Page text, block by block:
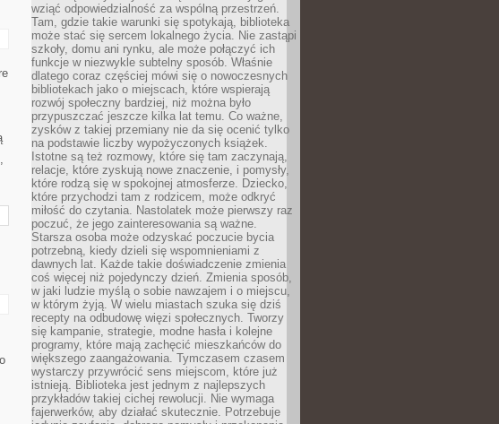
wziąć odpowiedzialność za wspólną przestrzeń.
Tam, gdzie takie warunki się spotykają, biblioteka
może stać się sercem lokalnego życia. Nie zastąpi
szkoły, domu ani rynku, ale może połączyć ich
funkcje w niezwykle subtelny sposób. Właśnie
dlatego coraz częściej mówi się o nowoczesnych
bibliotekach jako o miejscach, które wspierają
rozwój społeczny bardziej, niż można było
przypuszczać jeszcze kilka lat temu. Co ważne,
zysków z takiej przemiany nie da się ocenić tylko
na podstawie liczby wypożyczonych książek.
Istotne są też rozmowy, które się tam zaczynają,
relacje, które zyskują nowe znaczenie, i pomysły,
które rodzą się w spokojnej atmosferze. Dziecko,
które przychodzi tam z rodzicem, może odkryć
miłość do czytania. Nastolatek może pierwszy raz
poczuć, że jego zainteresowania są ważne.
Starsza osoba może odzyskać poczucie bycia
potrzebną, kiedy dzieli się wspomnieniami z
dawnych lat. Każde takie doświadczenie zmienia
coś więcej niż pojedynczy dzień. Zmienia sposób,
w jaki ludzie myślą o sobie nawzajem i o miejscu,
w którym żyją. W wielu miastach szuka się dziś
recepty na odbudowę więzi społecznych. Tworzy
się kampanie, strategie, modne hasła i kolejne
programy, które mają zachęcić mieszkańców do
większego zaangażowania. Tymczasem czasem
wystarczy przywrócić sens miejscom, które już
istnieją. Biblioteka jest jednym z najlepszych
przykładów takiej cichej rewolucji. Nie wymaga
fajerwerków, aby działać skutecznie. Potrzebuje